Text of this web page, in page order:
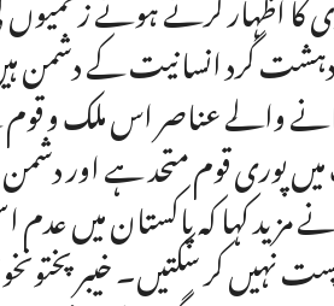
گرد انسانیت کے دشمن
والے عناصر اس ملک و
قوم متحد ہے اور دشمن
کہا کہ پاکستان میں عدم
نہیں کر سکتیں۔